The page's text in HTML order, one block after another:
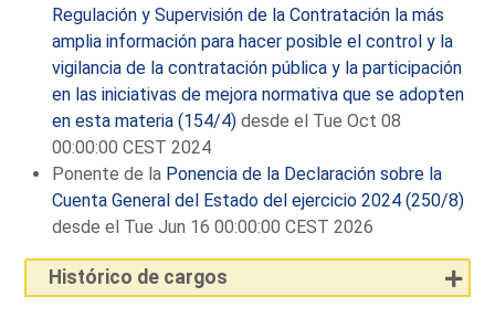
Regulación y Supervisión de la Contratación la más
amplia información para hacer posible el control y la
vigilancia de la contratación pública y la participación
en las iniciativas de mejora normativa que se adopten
en esta materia (154/4) desde el Tue Oct 08
00:00:00 CEST 2024
Ponente de la Ponencia de la Declaración sobre la
Cuenta General del Estado del ejercicio 2024 (250/8)
desde el Tue Jun 16 00:00:00 CEST 2026
Histórico de cargos